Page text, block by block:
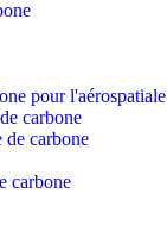
pour l'aérospatiale
carbone
de carbone
carbone